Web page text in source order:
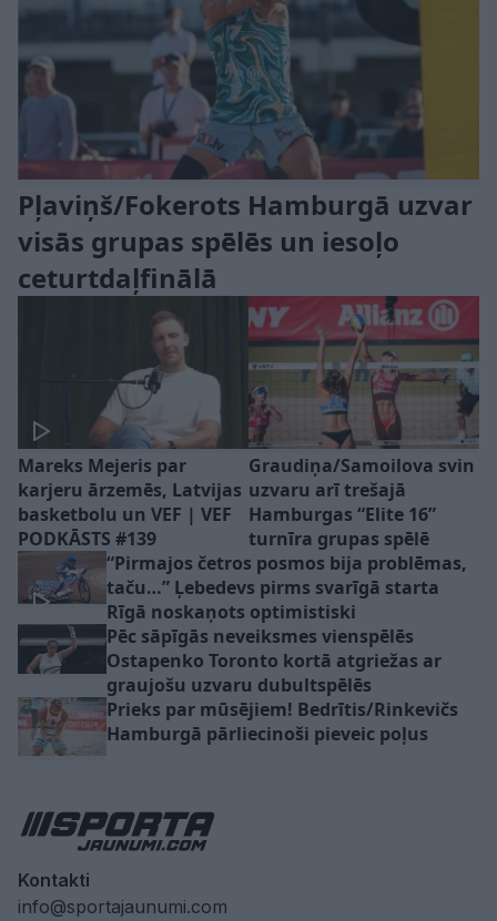
Pļaviņš/Fokerots Hamburgā uzvar
visās grupas spēlēs un iesoļo
ceturtdaļfinālā
Mareks Mejeris par
karjeru ārzemēs, Latvijas
basketbolu un VEF | VEF
PODKĀSTS #139
Graudiņa/Samoilova svin
uzvaru arī trešajā
Hamburgas “Elite 16”
turnīra grupas spēlē
“Pirmajos četros posmos bija problēmas,
taču…” Ļebedevs pirms svarīgā starta
Rīgā noskaņots optimistiski
Pēc sāpīgās neveiksmes vienspēlēs
Ostapenko Toronto kortā atgriežas ar
graujošu uzvaru dubultspēlēs
Prieks par mūsējiem! Bedrītis/Rinkevičs
Hamburgā pārliecinoši pieveic poļus
Kontakti
info@sportajaunumi.com